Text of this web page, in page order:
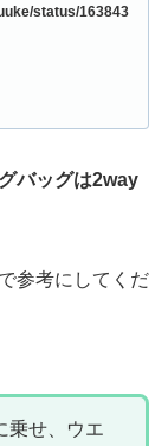
status/163843
バッグは2way
参考にしてくだ
乗せ、ウエ